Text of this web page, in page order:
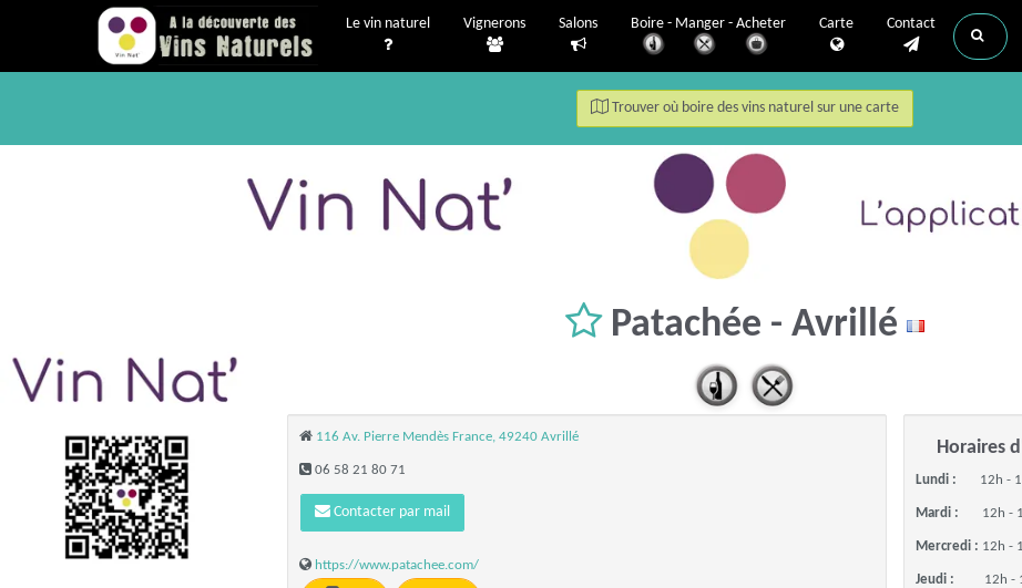
Le vin naturel Vignerons Salons Boire - Manger - Acheter Carte Contact
Trouver où boire des vins naturel sur une carte
Patachée - Avrillé
116 Av. Pierre Mendès France, 49240 Avrillé
06 58 21 80 71
Contacter par mail
https://www.patachee.com/
Horaires
Lundi : 12h -
Mardi : 12h -
Mercredi : 12h -
Jeudi :
12h -